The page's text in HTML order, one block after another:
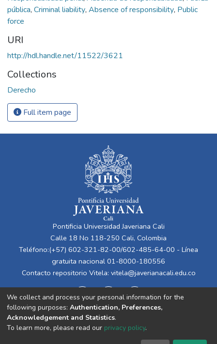
pública, Criminal liability, Absence of responsibility, Public
force
URI
http://hdl.handle.net/11522/3621
Collections
Derecho
Full item page
Pontificia Universidad Javeriana Cali
Calle 18 No 118-250 Cali, Colombia
Teléfono:(+57) 602-321-82-00/602-485-64-00 - Línea
gratuita nacional 01-8000-180556
Contacto repositorio Vitela: vitela@javerianacali.edu.co
We collect and process your personal information for the
following purposes: Authentication, Preferences,
Acknowledgement and Statistics.
To learn more, please read our privacy policy.